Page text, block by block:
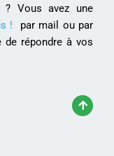
? Vous avez une
!
par mail ou par
de répondre à vos